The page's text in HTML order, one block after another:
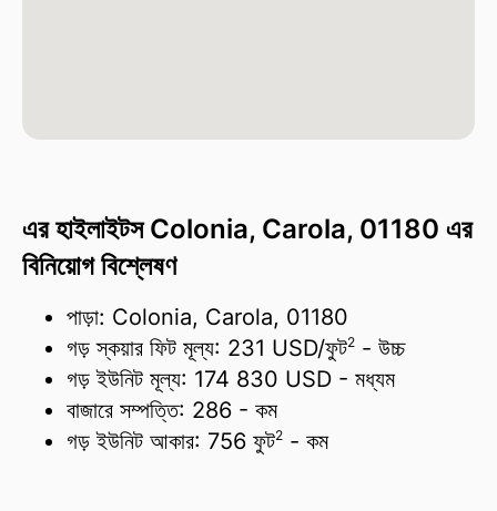
এর হাইলাইটস Colonia, Carola, 01180 এর
বিনিয়োগ বিশ্লেষণ
পাড়া: Colonia, Carola, 01180
গড় স্কয়ার ফিট মূল্য: 231 USD/ফুট2 - উচ্চ
গড় ইউনিট মূল্য: 174 830 USD - মধ্যম
বাজারে সম্পত্তি: 286 - কম
গড় ইউনিট আকার: 756 ফুট2 - কম